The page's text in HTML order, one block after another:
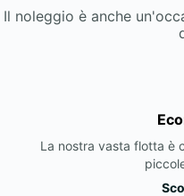
Il noleggio è anche
La nostra vasta flotta è